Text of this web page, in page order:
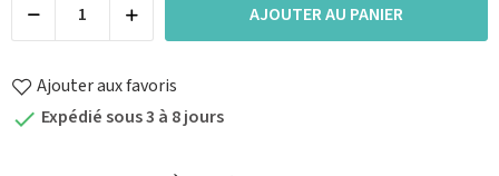
AJOUTER AU PANIER
Ajouter aux favoris
 Expédié sous 3 à 8 jours